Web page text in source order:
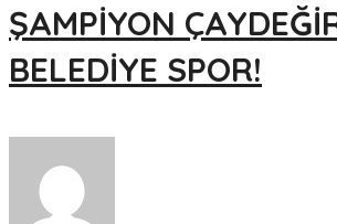
ŞAMPİYON
BELEDİYE SPOR!